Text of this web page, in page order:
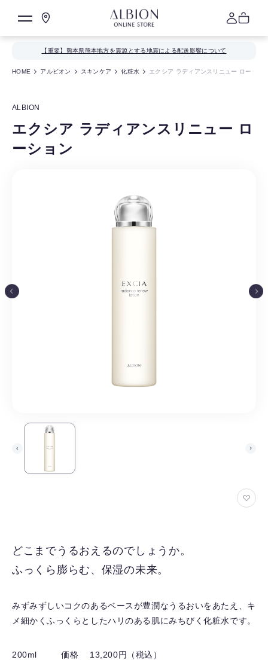
【重要】熊本県熊本地方を震源とする地震による配送影響について
HOME アルビオン スキンケア 化粧水 エクシア ラディアンスリニュー ローショ
ALBION
エクシア ラディアンスリニュー ロ
ーション
お
す
どこまでうるおえるのでしょうか。
ふっくら膨らむ、保湿の未来。
みずみずしいコクのあるベースが豊潤なうるおいをあたえ、キ
メ細かくふっくらとしたハリのある肌にみちびく化粧水です。
200ml 価格 13,200円（税込）